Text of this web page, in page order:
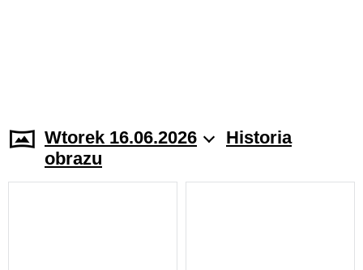
Wtorek 16.06.2026
Historia
obrazu